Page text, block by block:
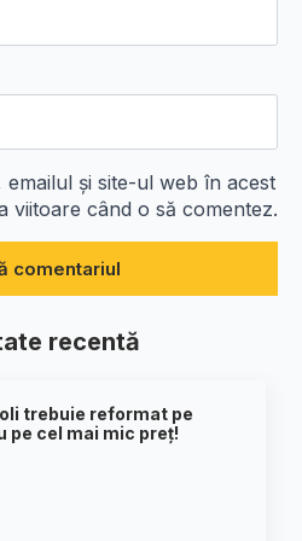
emailul și site-ul web în acest
viitoare când o să comentez.
recentă
trebuie reformat pe
pe cel mai mic preț!